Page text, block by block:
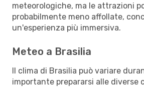
meteorologiche, ma le attrazioni
probabilmente meno affollate,
un'esperienza più immersiva.
Meteo a Brasilia
Il clima di Brasilia può variare
importante prepararsi alle diverse